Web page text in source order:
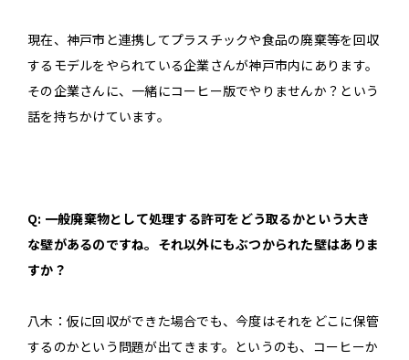
現在、神戸市と連携してプラスチックや食品の廃棄等を回収
するモデルをやられている企業さんが神戸市内にあります。
その企業さんに、一緒にコーヒー版でやりませんか？という
話を持ちかけています。
Q: 一般廃棄物として処理する許可をどう取るかという大き
な壁があるのですね。それ以外にもぶつかられた壁はありま
すか？
八木：仮に回収ができた場合でも、今度はそれをどこに保管
するのかという問題が出てきます。というのも、コーヒーか